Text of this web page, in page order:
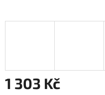
1 303 Kč